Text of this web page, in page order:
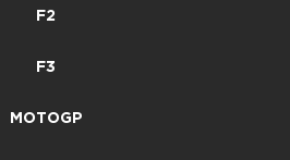
F2
F3
MOTOGP